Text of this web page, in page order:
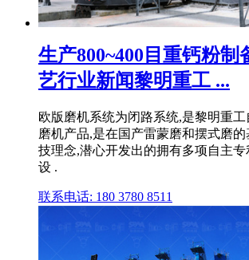
生产800~400目重钙粉制
艺行业新闻黎明重工 ...
欧版磨机系统为闭路系统,是黎明重
磨机产品,是在国产雷蒙磨和摆式磨
技理念,潜心开发出的拥有多项自主
设 .
联系电话: 180 3780 8511